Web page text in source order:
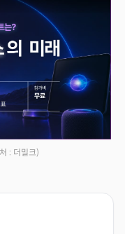
: 더밀크)